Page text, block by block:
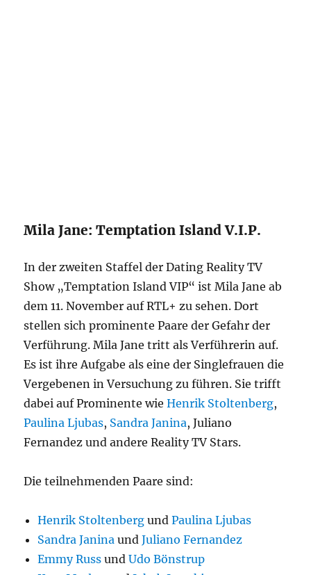
Mila Jane: Temptation Island V.I.P.
In der zweiten Staffel der Dating Reality TV
Show „Temptation Island VIP“ ist Mila Jane ab
dem 11. November auf RTL+ zu sehen. Dort
stellen sich prominente Paare der Gefahr der
Verführung. Mila Jane tritt als Verführerin auf.
Es ist ihre Aufgabe als eine der Singlefrauen die
Vergebenen in Versuchung zu führen. Sie trifft
dabei auf Prominente wieHenrik Stoltenberg,
Paulina Ljubas, Sandra Janina, Juliano
Fernandez und andere Reality TV Stars.
Die teilnehmenden Paare sind:
Henrik Stoltenberg undPaulina Ljubas
Sandra Janina undJuliano Fernandez
Emmy Russ undUdo Bönstrup